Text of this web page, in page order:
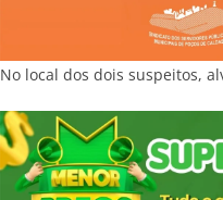
No local dos dois suspeitos,